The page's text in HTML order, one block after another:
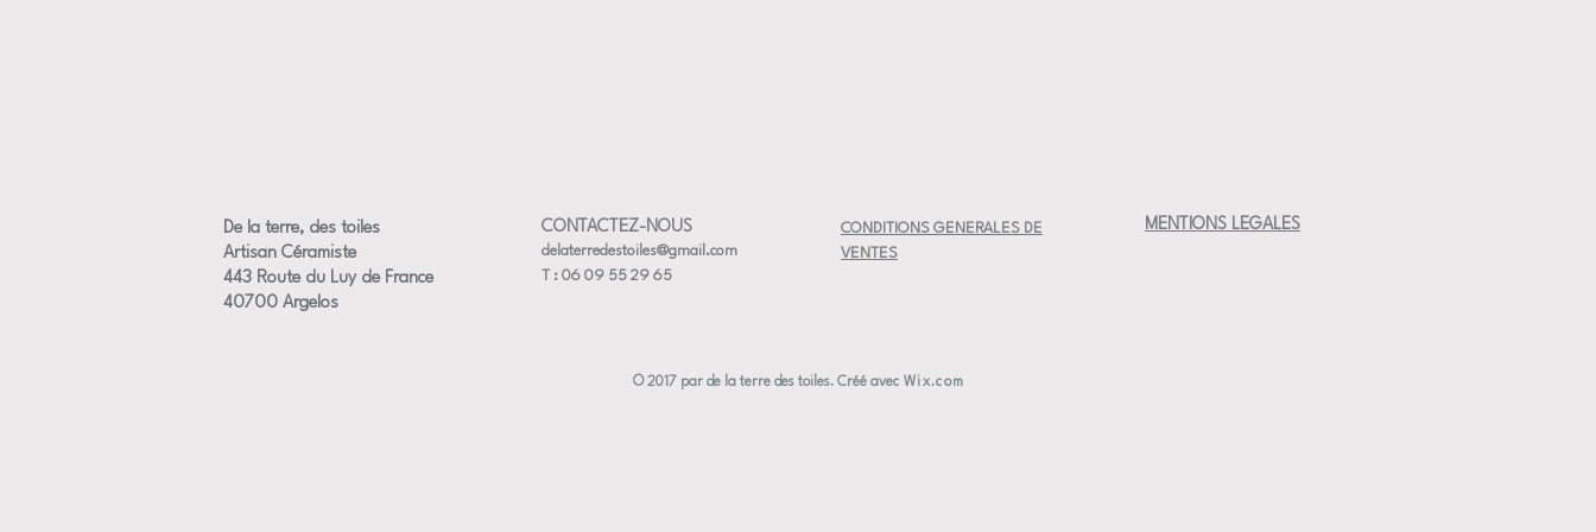
✔ Artisanat français fait main
De la terre, des toiles
Artisan Céramiste
443 Route du Luy de France
40700 Argelos
CONTACTEZ-NOUS
delaterredestoiles@gmail.com
T : 06 09 55 29 65
© 2017 par de la terre des toiles. Créé avec Wix.com
CONDITIONS GENERALES DE
VENTES
MENTIONS LEGALES